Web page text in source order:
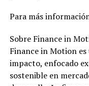
Para más
Sobre Finance in
Finance in Motion
impacto, enfocado
sostenible en